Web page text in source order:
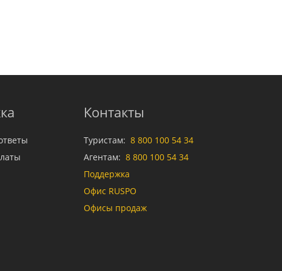
Контакты
Туристам: 8 800 100 54 34
Агентам: 8 800 100 54 34
Поддержка
Офис RUSPO
Офисы продаж